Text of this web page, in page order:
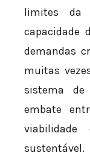
limites da
capacidade
demandas
muitas
sistema
embate
sustentável.